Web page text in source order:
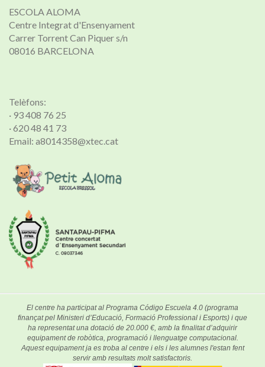
ESCOLA ALOMA
Centre Integrat d'Ensenyament
Carrer Torrent Can Piquer s/n
08016 BARCELONA
Telèfons:
· 93 408 76 25
· 620 48 41 73
Email: a8014358@xtec.cat
El centre ha participat al Programa Código Escuela 4.0 (programa
finançat pel Ministeri d’Educació, Formació Professional i Esports) i que
ha representat una dotació de 20.000 €, amb la finalitat d’adquirir
equipament de robòtica, programació i llenguatge computacional.
Aquest equipament ja es troba al centre i els i les alumnes l'estan fent
servir amb resultats molt satisfactoris.